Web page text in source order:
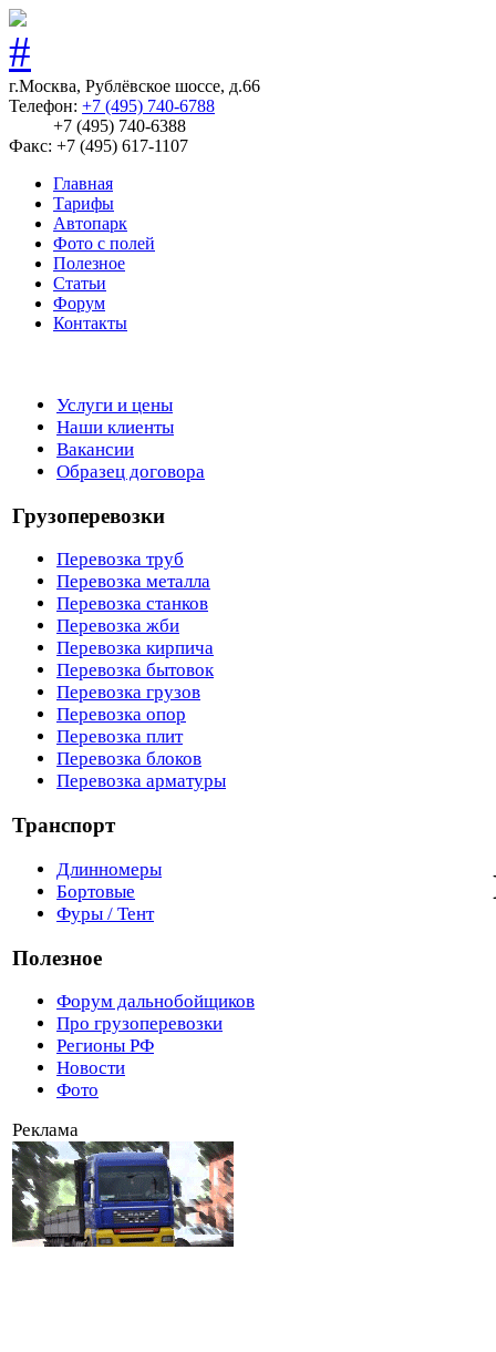
г.Москва, Рублёвское шоссе, д.66
Телефон: +7 (495) 740-6788
+7 (495) 740-6388
Факс: +7 (495) 617-1107
Главная
Тарифы
Автопарк
Фото с полей
Полезное
Статьи
Форум
Контакты
Услуги и цены
Наши клиенты
Вакансии
Образец договора
Грузоперевозки
Перевозка труб
Перевозка металла
Перевозка станков
Перевозка жби
Перевозка кирпича
Перевозка бытовок
Перевозка грузов
Перевозка опор
Перевозка плит
Перевозка блоков
Перевозка арматуры
Транспорт
Длинномеры
Бортовые
Фуры / Тент
Полезное
Форум дальнобойщиков
Про грузоперевозки
Регионы РФ
Новости
Фото
Реклама